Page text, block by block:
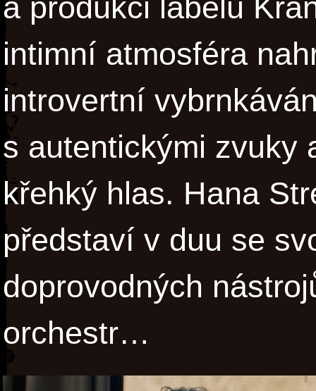
a produkci labelu
intimní atmosféra
introvertní
s autentickými zvuky
křehký hlas. Hana
představí v duu se
doprovodných
orchestr…